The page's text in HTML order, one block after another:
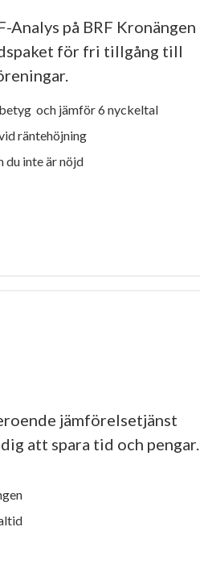
Analys på BRF Kronängen
för fri tillgång till
och jämför 6 nyckeltal
räntehöjning
du inte är nöjd
jämförelsetjänst
att spara tid och pengar.